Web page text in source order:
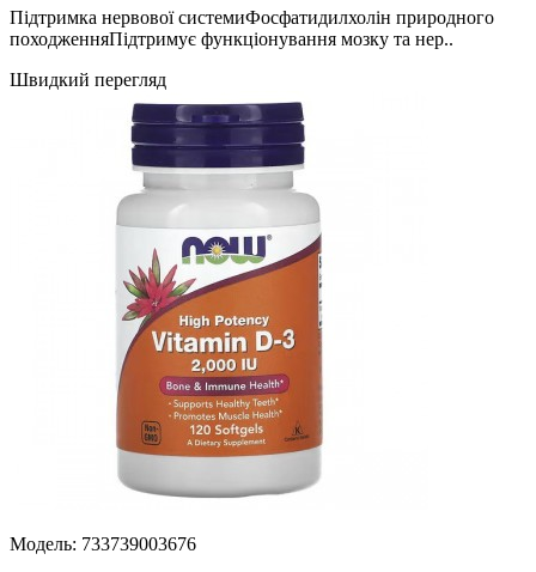
Підтримка нервової системиФосфатидилхолін природного
походженняПідтримує функціонування мозку та нер..
Швидкий перегляд
Модель: 733739003676